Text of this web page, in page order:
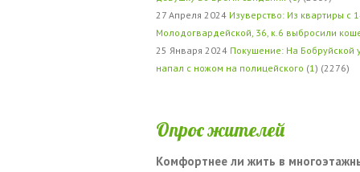
27 Апреля 2024 Изуверство: Из квартиры с
Молодогвардейской, 36, к.6 выбросили
25 Января 2024 Покушение: На Бобруйской
напал с ножом на полицейского (1 ) (2276)
Опрос жителей
Комфортнее ли жить в